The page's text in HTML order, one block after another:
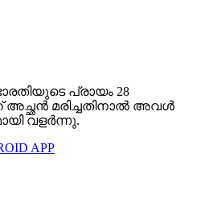
പ്രായം 28
അച്ഛൻ മരിച്ചതിനാൽ അവൾ
വളർന്നു.
APP